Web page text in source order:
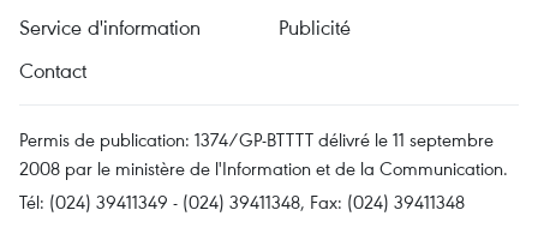
Service d'information
Publicité
Contact
Permis de publication: 1374/GP-BTTTT délivré le 11 septembre
2008 par le ministère de l'Information et de la Communication.
Tél: (024) 39411349 - (024) 39411348, Fax: (024) 39411348